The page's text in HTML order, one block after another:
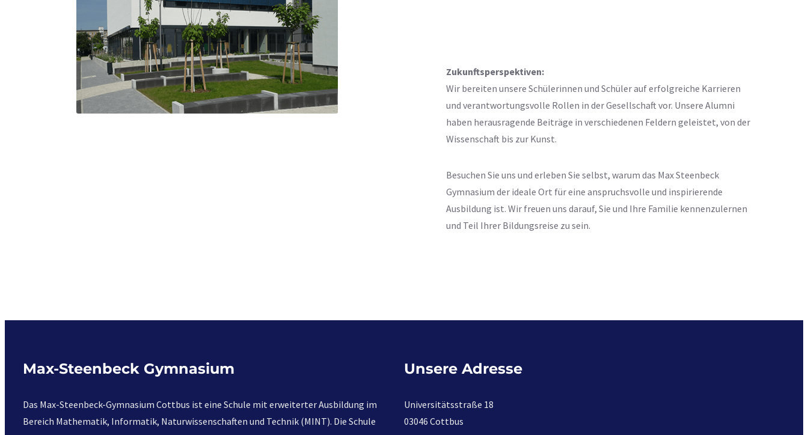
Zukunftsperspektiven:
Wir bereiten unsere Schülerinnen und Schüler auf erfolgreiche Karrieren
und verantwortungsvolle Rollen in der Gesellschaft vor. Unsere Alumni
haben herausragende Beiträge in verschiedenen Feldern geleistet, von der
Wissenschaft bis zur Kunst.
Besuchen Sie uns und erleben Sie selbst, warum das Max Steenbeck
Gymnasium der ideale Ort für eine anspruchsvolle und inspirierende
Ausbildung ist. Wir freuen uns darauf, Sie und Ihre Familie kennenzulernen
und Teil Ihrer Bildungsreise zu sein.
Max-Steenbeck Gymnasium
Das Max-Steenbeck-Gymnasium Cottbus ist eine Schule mit erweiterter Ausbildung im
Bereich Mathematik, Informatik, Naturwissenschaften und Technik (MINT). Die Schule
Unsere Adresse
Universitätsstraße 18
03046 Cottbus